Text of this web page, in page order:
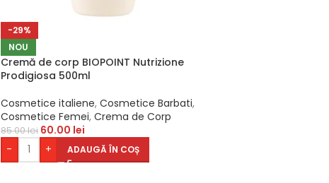
-29%
NOU
Cremă de corp BIOPOINT Nutrizione
Prodigiosa 500ml
Cosmetice italiene, Cosmetice Barbati,
Cosmetice Femei, Crema de Corp
85.00lei 60.00 lei
-
+ ADAUGĂ ÎN COȘ